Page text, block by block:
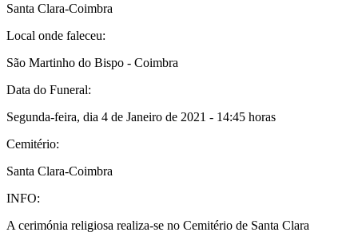
Santa Clara-Coimbra
Local onde faleceu:
São Martinho do Bispo - Coimbra
Data do Funeral:
Segunda-feira, dia 4 de Janeiro de 2021 - 14:45 horas
Cemitério:
Santa Clara-Coimbra
INFO:
A cerimónia religiosa realiza-se no Cemitério de Santa Clara